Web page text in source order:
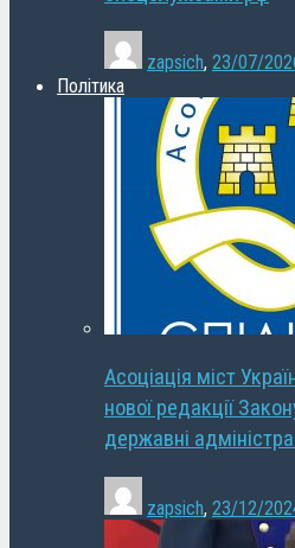
zapsich, 23/07/
Політика
Асоціація міст
нової редакції
державні
zapsich, 23/12/